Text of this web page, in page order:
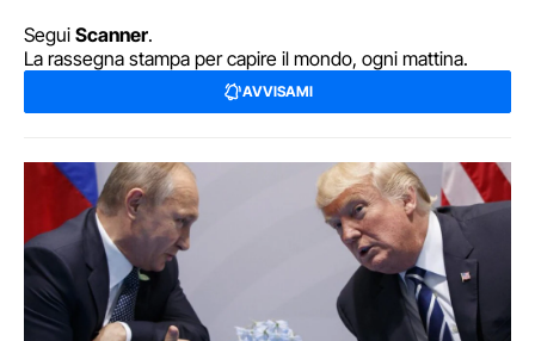
Segui Scanner.
La rassegna stampa per capire il mondo, ogni mattina.
AVVISAMI